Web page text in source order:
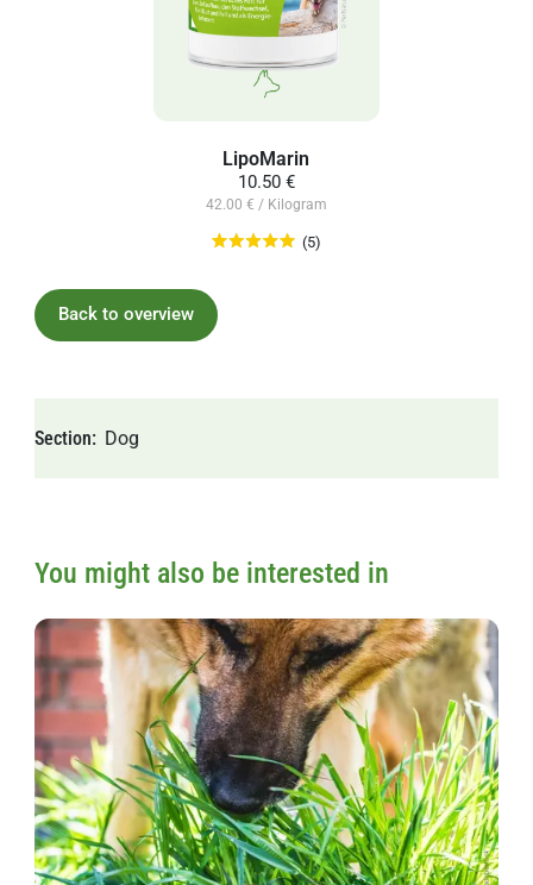
LipoMarin
10.50 €
42.00 € / Kilogram
(5)
Section Dog
You might also be interested in
Back to overview